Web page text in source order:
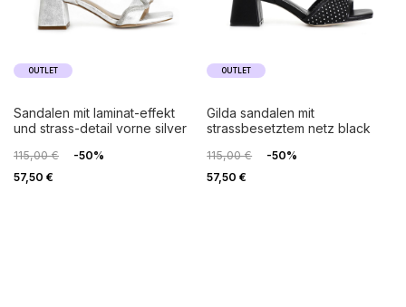
OUTLET
sandalen mit laminat-effekt
und strass-detail vorne silver
115,00 €
-50%
57,50 €
OUTLET
gilda sandalen mit
strassbesetztem netz black
115,00 €
-50%
57,50 €